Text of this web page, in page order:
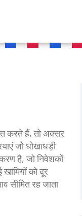
करते हैं, तो अक्सर
जो धोखाधड़ी
है, जो निवेशकों
को दूर
सीमित रह जाता